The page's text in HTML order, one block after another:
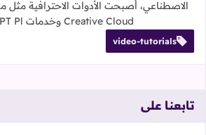
Creative Cloud وخدمات ChatGPT Pl…
video-tutorials
تابعنا على